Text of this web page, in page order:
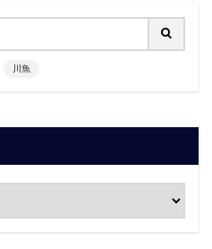
川魚